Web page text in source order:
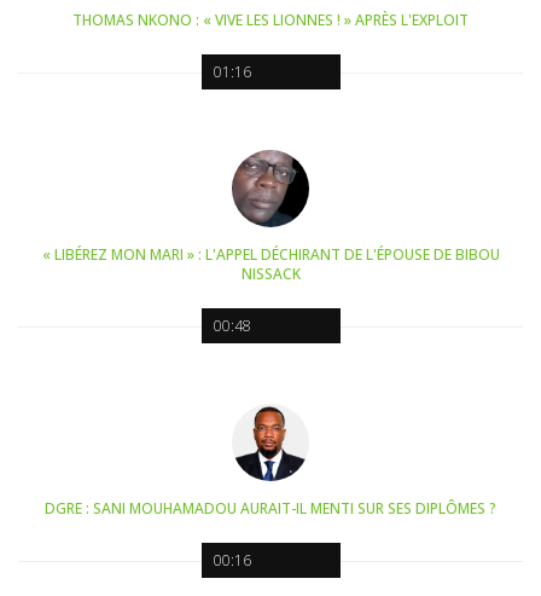
01:16
THOMAS NKONO : « VIVE LES LIONNES ! » APRÈS L'EXPLOIT
00:48
« LIBÉREZ MON MARI » : L'APPEL DÉCHIRANT DE L'ÉPOUSE DE BIBOU
NISSACK
00:16
DGRE : SANI MOUHAMADOU AURAIT-IL MENTI SUR SES DIPLÔMES ?